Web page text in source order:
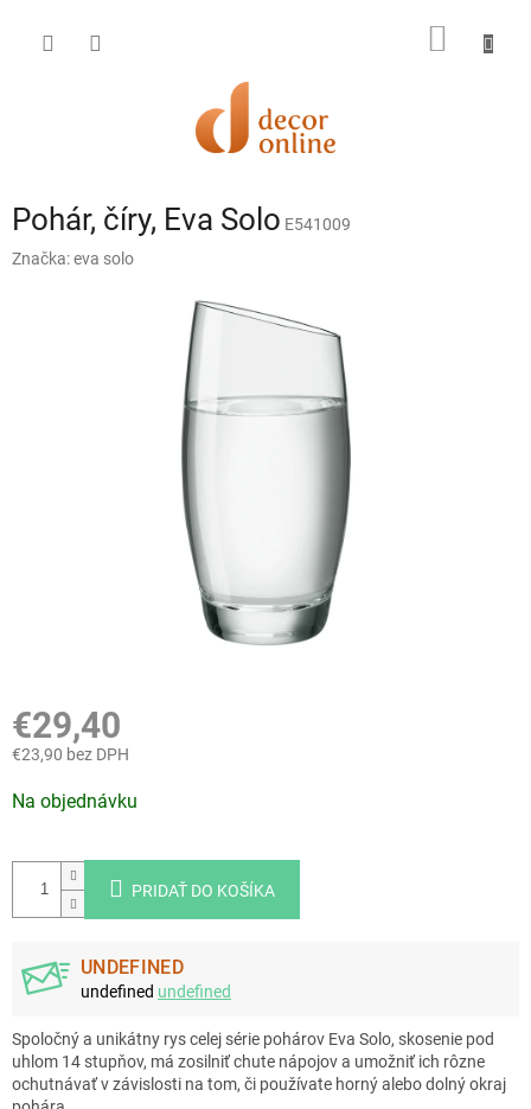
obsah
Pohár, číry, Eva Solo E541009
Značka:eva solo
€29,40
€23,90 bez DPH
cena:
Na objednávku
PRIDAŤ DO KOŠÍKA
UNDEFINED
undefined undefined
Spoločný a unikátny rys celej série pohárov Eva Solo, skosenie pod
uhlom 14 stupňov, má zosilniť chute nápojov a umožniť ich rôzne
ochutnávať v závislosti na tom, či používate horný alebo dolný okraj